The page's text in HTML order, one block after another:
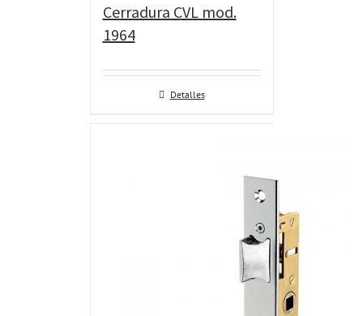
Cerradura CVL mod.
1964
Detalles